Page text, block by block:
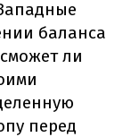
баланса
ли
перед